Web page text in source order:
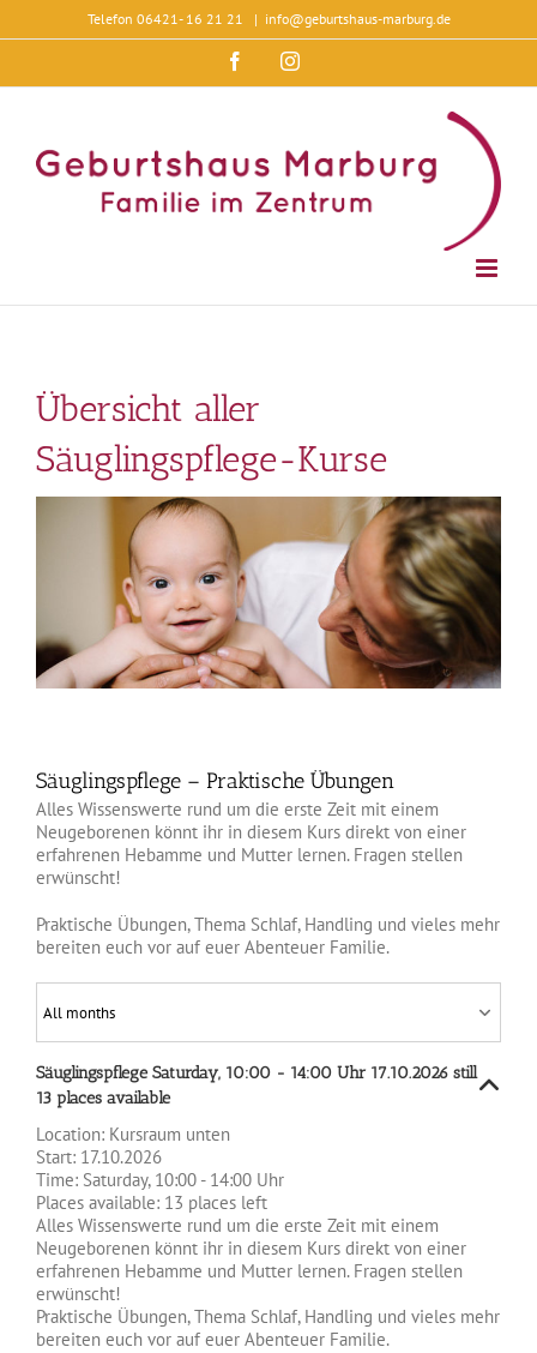
Inhalt
Telefon 06421- 16 21 21 | info@geburtshaus-marburg.de
FacebookInstagram
Übersicht aller
Säuglingspflege-Kurse
Säuglingspflege – Praktische Übungen
Alles Wissenswerte rund um die erste Zeit mit einem
Neugeborenen könnt ihr in diesem Kurs direkt von einer
erfahrenen Hebamme und Mutter lernen. Fragen stellen
erwünscht!
Praktische Übungen, Thema Schlaf, Handling und vieles mehr
bereiten euch vor auf euer Abenteuer Familie.
Säuglingspflege Saturday, 10:00 - 14:00 Uhr 17.10.2026 still
13 places available
Location: Kursraum unten
Start: 17.10.2026
Time: Saturday, 10:00 - 14:00 Uhr
Places available: 13 places left
Alles Wissenswerte rund um die erste Zeit mit einem
Neugeborenen könnt ihr in diesem Kurs direkt von einer
erfahrenen Hebamme und Mutter lernen. Fragen stellen
erwünscht!
Praktische Übungen, Thema Schlaf, Handling und vieles mehr
bereiten euch vor auf euer Abenteuer Familie.